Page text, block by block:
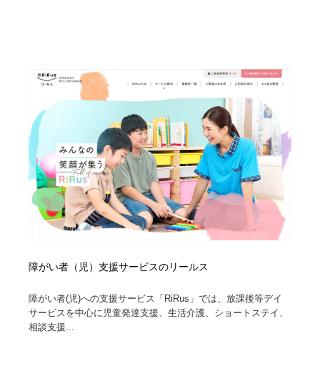
障がい者（児）支援サービスのリールス
障がい者(児)への支援サービス「RiRus」では、放課後等デイ
サービスを中心に児童発達支援、生活介護、ショートステイ、
相談支援...